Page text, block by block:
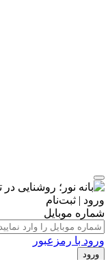
ورود | ثبت‌نام
شماره موبایل
ورود با رمزعبور
ورود